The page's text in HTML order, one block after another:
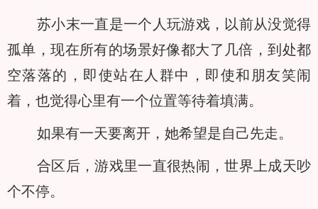
苏小末一直是一个人玩游戏，以前从没觉得
孤单，现在所有的场景好像都大了几倍，到处都
空落落的，即使站在人群中，即使和朋友笑闹
着，也觉得心里有一个位置等待着填满。
如果有一天要离开，她希望是自己先走。
合区后，游戏里一直很热闹，世界上成天吵
个不停。